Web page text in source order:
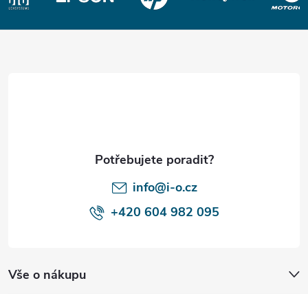
Z
info@i-o.cz
+420 604 982 095
Vše o nákupu